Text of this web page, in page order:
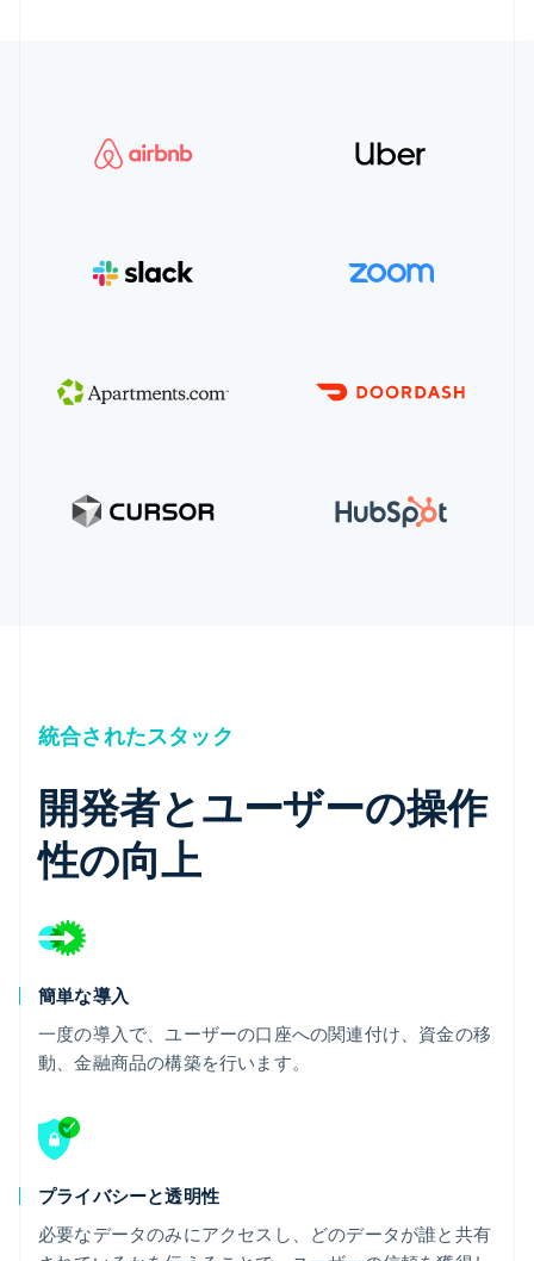
統合されたスタック
開発者とユーザーの操作
性の向上
簡単な導入
一度の導入で、ユーザーの口座への関連付け、資金の移
動、金融商品の構築を行います。
プライバシーと透明性
必要なデータのみにアクセスし、どのデータが誰と共有